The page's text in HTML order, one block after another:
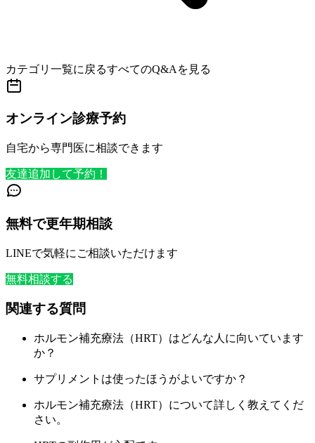
カテゴリ一覧に戻るすべてのQ&Aを見る
オンライン診療予約
自宅から専門医に相談できます
友達追加して予約！
無料で更年期相談
LINEで気軽にご相談いただけます
無料相談する
関連する質問
ホルモン補充療法（HRT）はどんな人に向いています
か？
サプリメントは使ったほうがよいですか？
ホルモン補充療法（HRT）について詳しく教えてくだ
さい。